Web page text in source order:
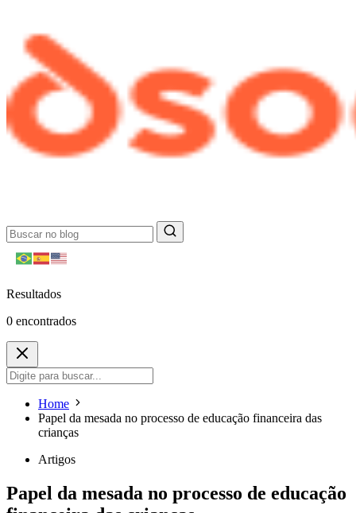
Resultados
0 encontrados
Home
Papel da mesada no processo de educação financeira das
crianças
Artigos
Papel da mesada no processo de educação